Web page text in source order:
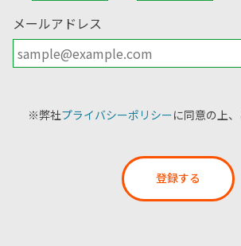
メールアドレス
※弊社プライバシーポリシーに同意の上
登録する